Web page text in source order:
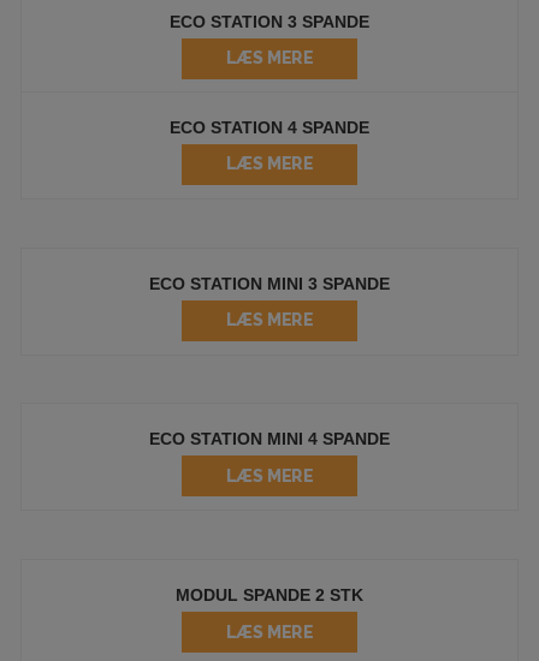
ECO STATION 3 SPANDE
LÆS MERE
ECO STATION 4 SPANDE
LÆS MERE
ECO STATION MINI 3 SPANDE
LÆS MERE
ECO STATION MINI 4 SPANDE
LÆS MERE
MODUL SPANDE 2 STK
LÆS MERE